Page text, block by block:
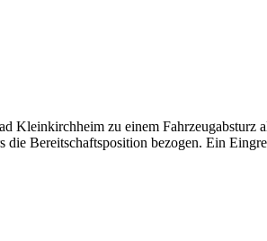
Kleinkirchheim zu einem Fahrzeugabsturz
Bereitschaftsposition bezogen. Ein